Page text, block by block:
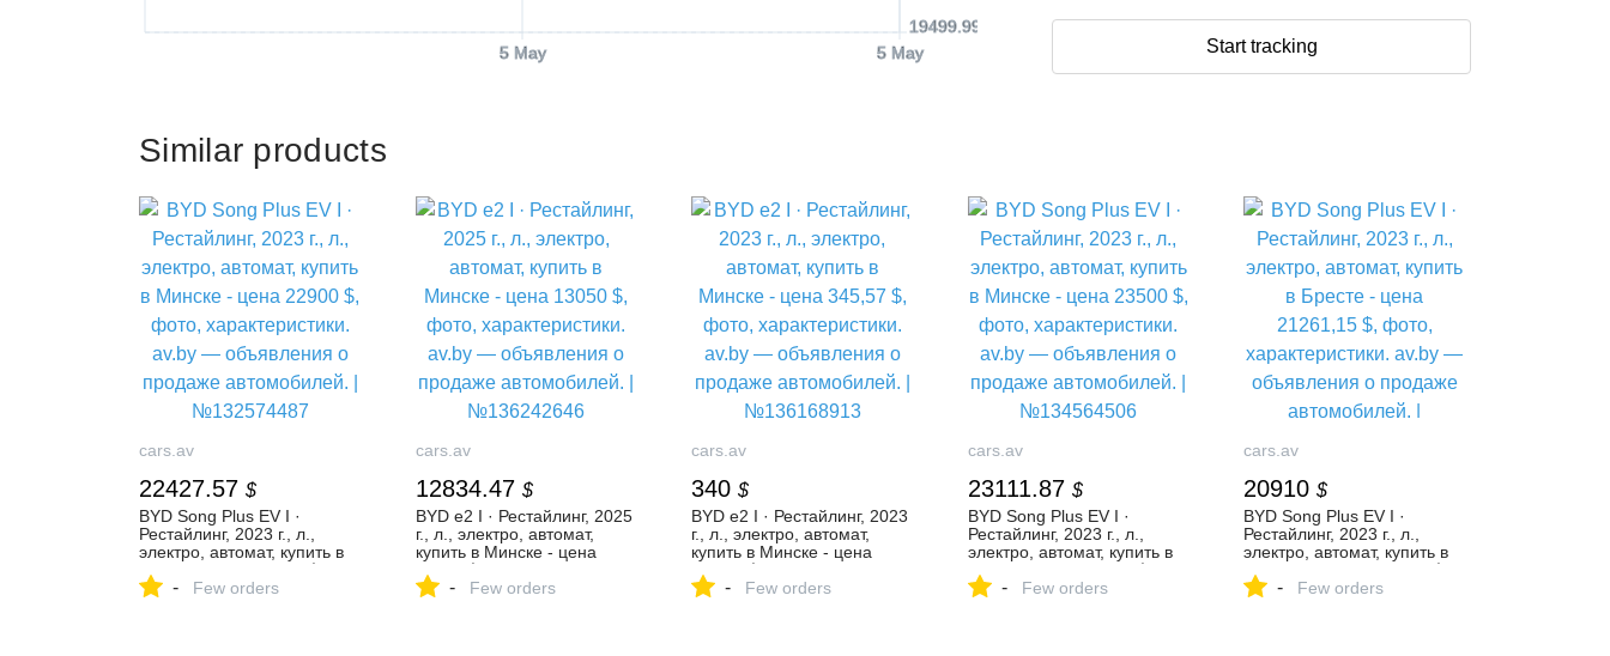
5 May 5 May
19499.99 USD
Start tracking
Similar products
cars.av
22427.57 $
BYD Song Plus EV I ·
Рестайлинг, 2023 г., л.,
электро, автомат, купить в
Минске - цена 22900 $,
фото, характеристики. av.by
- Few orders
cars.av
12834.47 $
BYD e2 I · Рестайлинг, 2025
г., л., электро, автомат,
купить в Минске - цена
13050 $, фото,
характеристики. av.by —
- Few orders
cars.av
340 $
BYD e2 I · Рестайлинг, 2023
г., л., электро, автомат,
купить в Минске - цена
345,57 $, фото,
характеристики. av.by —
- Few orders
cars.av
23111.87 $
BYD Song Plus EV I ·
Рестайлинг, 2023 г., л.,
электро, автомат, купить в
Минске - цена 23500 $,
фото, характеристики. av.by
- Few orders
cars.av
20910 $
BYD Song Plus EV I ·
Рестайлинг, 2023 г., л.,
электро, автомат, купить в
Бресте - цена 21261,15 $,
фото, характеристики. av.by
- Few orders